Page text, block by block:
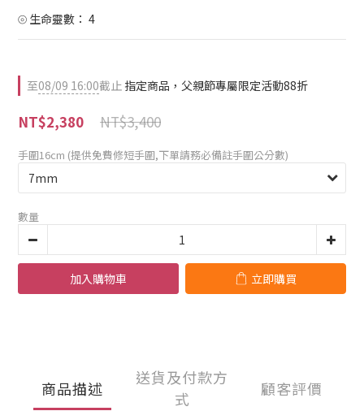
⦾ 生命靈數： 4
至08/09 16:00截止 指定商品，父親節專屬限定活動88折
NT$3,400
NT$2,380
手圍16cm (提供免費修短手圍,下單請務必備註手圍公分數)
數量
加入購物車 立即購買
商品描述
送貨及付款方
式
顧客評價